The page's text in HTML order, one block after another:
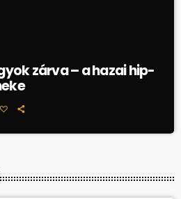
zárva – a hazai hip-